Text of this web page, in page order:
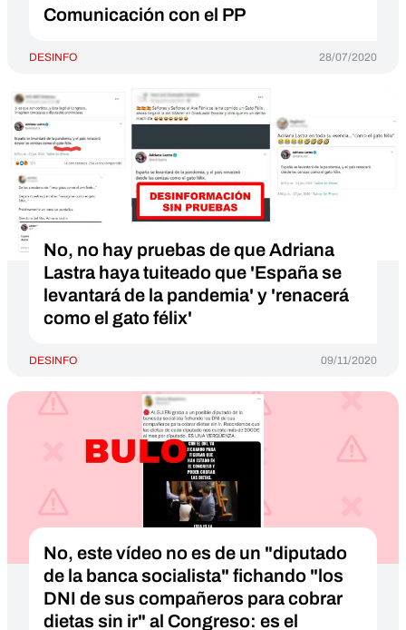
Comunicación con el PP
DESINFO 28/07/2020
No, no hay pruebas de que Adriana
Lastra haya tuiteado que 'España se
levantará de la pandemia' y 'renacerá
como el gato félix'
DESINFO 09/11/2020
No, este vídeo no es de un "diputado
de la banca socialista" fichando "los
DNI de sus compañeros para cobrar
dietas sin ir" al Congreso: es el